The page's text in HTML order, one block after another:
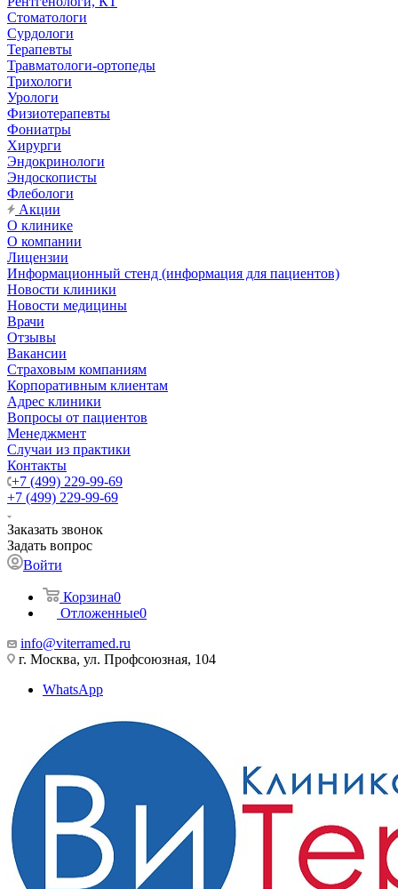
Стоматологи
Сурдологи
Терапевты
Травматологи-ортопеды
Трихологи
Урологи
Физиотерапевты
Фониатры
Хирурги
Эндокринологи
Эндоскописты
Флебологи
Акции
О клинике
О компании
Лицензии
Информационный стенд (информация для пациентов)
Новости клиники
Новости медицины
Врачи
Отзывы
Вакансии
Страховым компаниям
Корпоративным клиентам
Адрес клиники
Вопросы от пациентов
Менеджмент
Случаи из практики
Контакты
+7 (499) 229-99-69
+7 (499) 229-99-69
Заказать звонок
Задать вопрос
Войти
Корзина0
Отложенные0
info@viterramed.ru
г. Москва, ул. Профсоюзная, 104
WhatsApp